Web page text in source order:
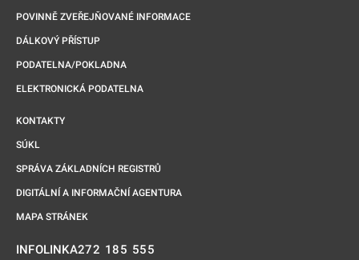
POVINNĚ ZVEŘEJŇOVANÉ INFORMACE
DÁLKOVÝ PŘÍSTUP
PODATELNA/POKLADNA
ELEKTRONICKÁ PODATELNA
KONTAKTY
SÚKL
SPRÁVA ZÁKLADNÍCH REGISTRŮ
DIGITÁLNÍ A INFORMAČNÍ AGENTURA
MAPA STRÁNEK
INFOLINKA272 185 555